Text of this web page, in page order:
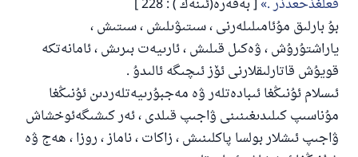
قعلغذحعدذر . [ بەقەرە(ئىنەك ) : 228 ]
بۇ بارلىق مۇئامىلىلەرنى ، سىتىۋىلىش ، سىتىش ،
ياراشتۇرۇش ، ۋەكىل قىلىش ، ئارىيەت بىرىش ، ئامانەتكە
قويۇش قاتارلىقلارنى ئۆز ئىچىگە ئالىدۇ .
ئىسلام ئۇنىڭغا ئىبادەتلەر ۋە مەجبۇرىيەتلەردىن ئۇنىڭغا
مۇناسىپ كىلىدىغىنىنى ۋاجىپ قىلدى ، ئەر كىشىگەئوخشاش
ۋاجىپ ئىشلار بولسا پاكلىنىش ، زاكات ، ناماز ، روزا ، ھەج ۋە